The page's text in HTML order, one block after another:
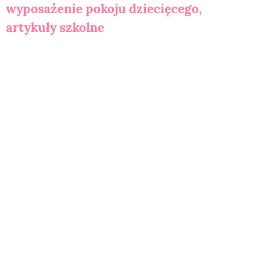
wyposażenie pokoju dziecięcego,
artykuły szkolne